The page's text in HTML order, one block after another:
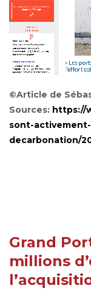
©Article de
Sources: https://
sont-
decarbonation/
Grand
millions